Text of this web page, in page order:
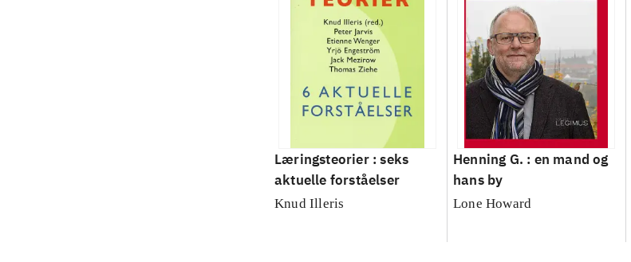
Læringsteorier : seks
aktuelle forståelser
Knud Illeris
Henning G. : en mand og
hans by
Lone Howard